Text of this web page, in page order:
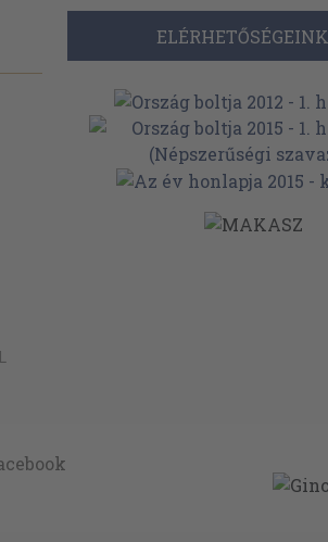
ELÉRHETŐSÉGEINK